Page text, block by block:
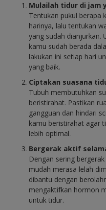
Mulailah tidur di jam
Tentukan pukul berapa
harinya, lalu tentukan
yang sudah dianjurkan.
kamu sudah berada
lakukan ini setiap hari
yang baik.
Ciptakan suasana
Tubuh membutuhkan
beristirahat. Pastikan
gangguan dan hindari
kamu beristirahat agar
lebih optimal.
Bergerak aktif
Dengan sering
mudah merasa lelah
dibantu dengan
mengaktifkan hormon
untuk tidur.